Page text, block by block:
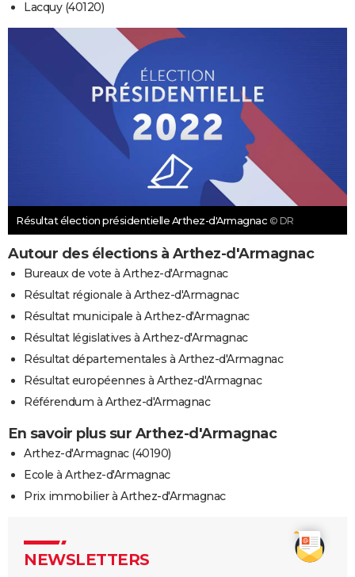
Lacquy (40120)
Résultat élection présidentielle Arthez-d'Armagnac © DR
Autour des élections à Arthez-d'Armagnac
Bureaux de vote à Arthez-d'Armagnac
Résultat régionale à Arthez-d'Armagnac
Résultat municipale à Arthez-d'Armagnac
Résultat législatives à Arthez-d'Armagnac
Résultat départementales à Arthez-d'Armagnac
Résultat européennes à Arthez-d'Armagnac
Référendum à Arthez-d'Armagnac
En savoir plus sur Arthez-d'Armagnac
Arthez-d'Armagnac (40190)
Ecole à Arthez-d'Armagnac
Prix immobilier à Arthez-d'Armagnac
NEWSLETTERS